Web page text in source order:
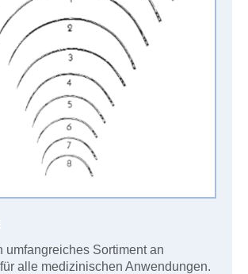
umfangreiches Sortiment an
alle medizinischen Anwendungen.